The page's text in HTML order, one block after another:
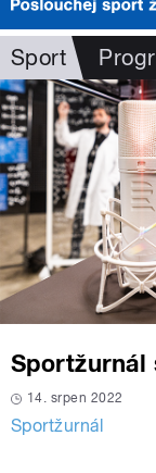
Sport
Sportžurnál
14. srpen 2022
Sportžurnál